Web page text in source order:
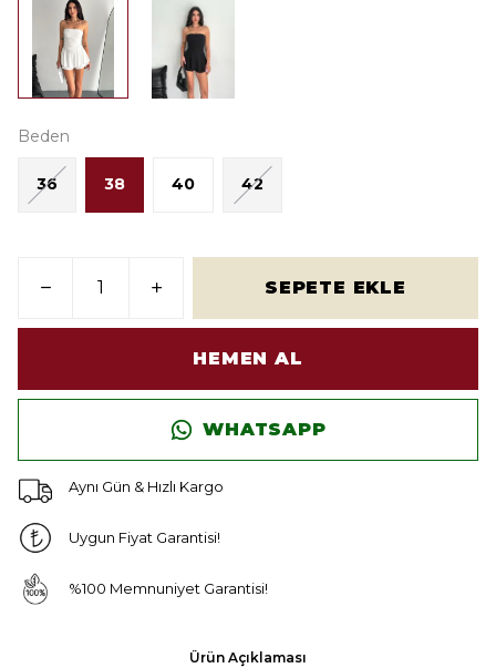
Beden
36 38 40 42
SEPETE EKLE
HEMEN AL
WHATSAPP
Aynı Gün & Hızlı Kargo
Uygun Fiyat Garantisi!
%100 Memnuniyet Garantisi!
Ürün Açıklaması